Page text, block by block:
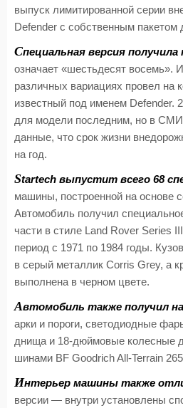
выпуск лимитированной серии
Defender с собственным пакетом
Специальная версия
означает «шестьдесят восемь».
различных вариациях провел на
известный под именем Defender.
для модели последним, но в СМИ
данные, что срок жизни
на год.
Startech выпустит всего 68
машины, построенной на основе
Автомобиль получил
части в стиле Land Rover Series
период с 1971 по 1984 годы.
в серый металлик Corris Grey, а
выполнена в черном цвете.
Автомобиль также получил
арки и пороги, светодиодные
днища и 18-дюймовые колесные
шинами BF Goodrich All-Terrain
Интерьер машины также
версии — внутри установлены